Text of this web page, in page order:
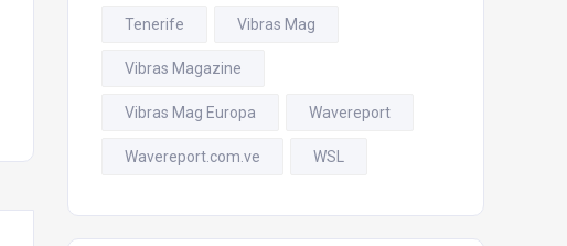
Tenerife Vibras Mag
Vibras Magazine
Vibras Mag Europa Wavereport
Wavereport.com.ve WSL